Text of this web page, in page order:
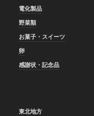
電化製品
野菜類
お菓子・スイーツ
卵
感謝状・記念品
東北地方